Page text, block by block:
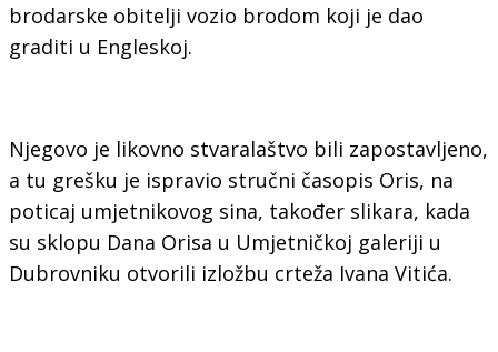
brodarske obitelji vozio brodom koji je dao
graditi u Engleskoj.
Njegovo je likovno stvaralaštvo bili zapostavljeno,
a tu grešku je ispravio stručni časopis Oris, na
poticaj umjetnikovog sina, također slikara, kada
su sklopu Dana Orisa u Umjetničkoj galeriji u
Dubrovniku otvorili izložbu crteža Ivana Vitića.